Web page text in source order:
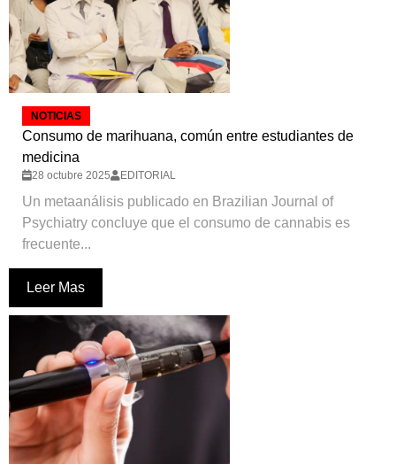
NOTICIAS
Consumo de marihuana, común entre estudiantes de
medicina
28 octubre 2025 EDITORIAL
Un metaanálisis publicado en Brazilian Journal of
Psychiatry concluye que el consumo de cannabis es
frecuente...
Leer Mas